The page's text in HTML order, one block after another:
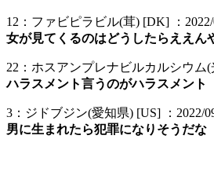
12：ファビピラビル(茸) [DK] ：
女が見てくるのはどうしたらええん
22：ホスアンプレナビルカルシウム(
ハラスメント言うのがハラスメント
3：ジドブジン(愛知県) [US] ：2022/
男に生まれたら犯罪になりそうだな